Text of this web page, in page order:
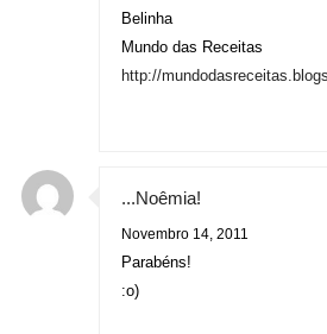
Belinha
Mundo das Receitas
http://
...Noêmia!
Novembro 14, 2011
Parabéns!
:o)